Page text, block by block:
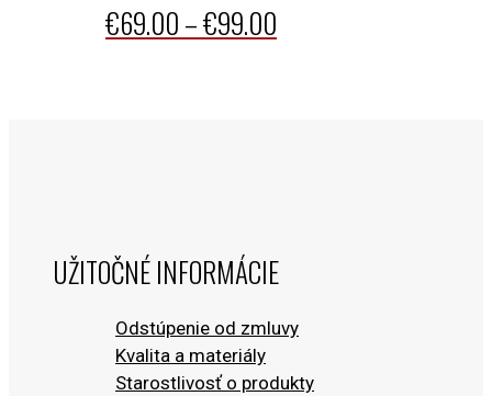
€69.00–€99.00
UŽITOČNÉ INFORMÁCIE
Odstúpenie od zmluvy
Kvalita a materiály
Starostlivosť o produkty